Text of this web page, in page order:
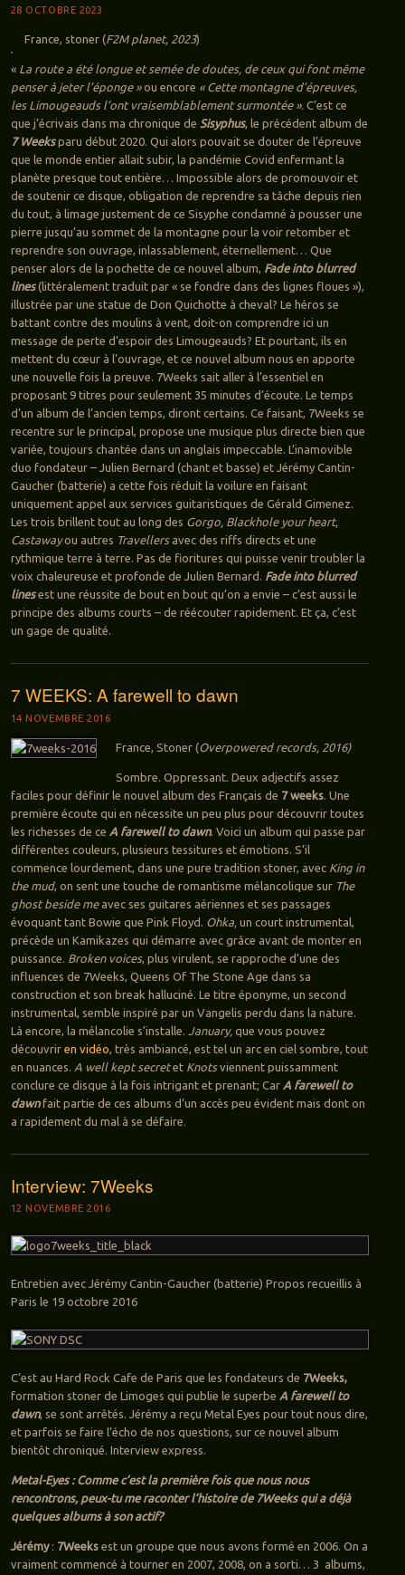
28 OCTOBRE 2023
France, stoner (F2M planet, 2023)
« La route a été longue et semée de doutes, de ceux qui font même
penser à jeter l’éponge »ou encore « Cette montagne d’épreuves,
les Limougeauds l’ont vraisemblablement surmontée ». C’est ce
que j’écrivais dans ma chronique de Sisyphus, le précédent album de
7 Weeksparu début 2020. Qui alors pouvait se douter de l’épreuve
que le monde entier allait subir, la pandémie Covid enfermant la
planète presque tout entière… Impossible alors de promouvoir et
de soutenir ce disque, obligation de reprendre sa tâche depuis rien
du tout, à limage justement de ce Sisyphe condamné à pousser une
pierre jusqu’au sommet de la montagne pour la voir retomber et
reprendre son ouvrage, inlassablement, éternellement… Que
penser alors de la pochette de ce nouvel album, Fade into blurred
lines(littéralement traduit par « se fondre dans des lignes floues »),
illustrée par une statue de Don Quichotte à cheval? Le héros se
battant contre des moulins à vent, doit-on comprendre ici un
message de perte d’espoir des Limougeauds? Et pourtant, ils en
mettent du cœur à l’ouvrage, et ce nouvel album nous en apporte
une nouvelle fois la preuve. 7Weeks sait aller à l’essentiel en
proposant 9 titres pour seulement 35 minutes d’écoute. Le temps
d’un album de l’ancien temps, diront certains. Ce faisant, 7Weeks se
recentre sur le principal, propose une musique plus directe bien que
variée, toujours chantée dans un anglais impeccable. L’inamovible
duo fondateur – Julien Bernard (chant et basse) et Jérémy Cantin-
Gaucher (batterie) a cette fois réduit la voilure en faisant
uniquement appel aux services guitaristiques de Gérald Gimenez.
Les trois brillent tout au long des Gorgo, Blackhole your heart,
Castawayou autres Travellers avec des riffs directs et une
rythmique terre à terre. Pas de fioritures qui puisse venir troubler la
voix chaleureuse et profonde de Julien Bernard. Fade into blurred
linesest une réussite de bout en bout qu’on a envie – c’est aussi le
principe des albums courts – de réécouter rapidement. Et ça, c’est
un gage de qualité.
7 WEEKS: A farewell to dawn
14 NOVEMBRE 2016
France, Stoner (Overpowered records, 2016)
Sombre. Oppressant. Deux adjectifs assez
faciles pour définir le nouvel album des Français de 7 weeks. Une
première écoute qui en nécessite un peu plus pour découvrir toutes
les richesses de ce A farewell to dawn. Voici un album qui passe par
différentes couleurs, plusieurs tessitures et émotions. S’il
commence lourdement, dans une pure tradition stoner, avec King in
the mud, on sent une touche de romantisme mélancolique sur The
ghost beside meavec ses guitares aériennes et ses passages
évoquant tant Bowie que Pink Floyd. Ohka, un court instrumental,
précède un Kamikazes qui démarre avec grâce avant de monter en
puissance. Broken voices, plus virulent, se rapproche d’une des
influences de 7Weeks, Queens Of The Stone Age dans sa
construction et son break halluciné. Le titre éponyme, un second
instrumental, semble inspiré par un Vangelis perdu dans la nature.
Là encore, la mélancolie s’installe.
January, que vous pouvez
découvrir en vidéo , très ambiancé, est tel un arc en ciel sombre, tout
en nuances. A well kept secretetKnotsviennent puissamment
conclure ce disque à la fois intrigant et prenant; Car A farewell to
dawnfait partie de ces albums d’un accès peu évident mais dont on
a rapidement du mal à se défaire.
Interview: 7Weeks
12 NOVEMBRE 2016
Entretien avec Jérémy Cantin-Gaucher (batterie) Propos recueillis à
Paris le 19 octobre 2016
C’est au Hard Rock Cafe de Paris que les fondateurs de 7Weeks,
formation stoner de Limoges qui publie le superbe A farewell to
dawn, se sont arrêtés. Jérémy a reçu Metal Eyes pour tout nous dire,
et parfois se faire l’écho de nos questions, sur ce nouvel album
bientôt chroniqué. Interview express.
Metal-Eyes : Comme c’est la première fois que nous nous
rencontrons, peux-tu me raconter l’histoire de 7Weeks qui a déjà
quelques albums à son actif?
Jérémy: 7Weeksest un groupe que nous avons formé en 2006. On a
vraiment commencé à tourner en 2007, 2008, on a sorti… 3 albums,